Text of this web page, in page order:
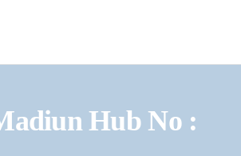
Hub No :